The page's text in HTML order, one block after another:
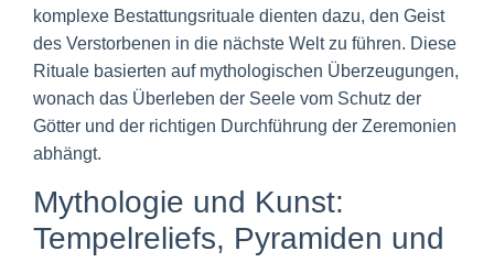
komplexe Bestattungsrituale dienten dazu, den Geist
des Verstorbenen in die nächste Welt zu führen. Diese
Rituale basierten auf mythologischen Überzeugungen,
wonach das Überleben der Seele vom Schutz der
Götter und der richtigen Durchführung der Zeremonien
abhängt.
Mythologie und Kunst:
Tempelreliefs, Pyramiden und